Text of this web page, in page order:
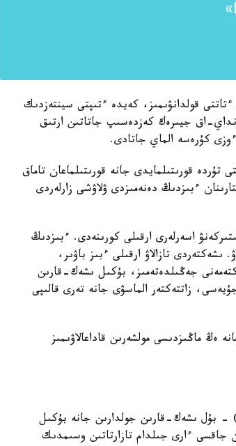
قولدانۋىمىز، كەيدە ءتىپتى سينتەزدىك
اق جيىرەك كەزدەسىپ جاتاتىن ارتىق
ءوزى كۇرەسە الماي جاتادى.
قورىتىلمايدى جانە قورىتىلماعان تاماق
ءبىزدىڭ دەنەمىزدى ۋلاۋشى زارلەردى
اسەرلەرى ارقىلى كورىنەدى. ءبىزدىڭ
تازالاۋ ارقىلى ءبىز باۋىر،
جەڭىلدەتەمىز، بۇكىل ىشەك-قارىن
زاتتەكتەر الماسۋى جانە تەرى قالىپى
ەڭ ماڭىزدىسى مولشەرىن قاداعالاۋىمىز
- بۇل ىشەك-قارىن جولدارىن جانە بۇكىل
جاقسى ءارى جىلدام تازارتاتىن وسىمدىك